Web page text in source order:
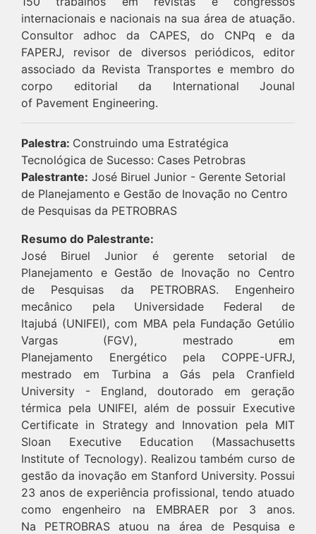
internacionais e nacionais na sua área de atuação.
Consultor adhoc da CAPES, do CNPq e da
FAPERJ, revisor de diversos periódicos, editor
associado da Revista Transportes e membro do
corpo editorial da International Jounal
of Pavement Engineering.
Palestra: Construindo uma Estratégica
Tecnológica de Sucesso: Cases Petrobras
Palestrante: José Biruel Junior - Gerente Setorial
de Planejamento e Gestão de Inovação no Centro
de Pesquisas da PETROBRAS
Resumo do Palestrante:
José Biruel Junior é gerente setorial de
Planejamento e Gestão de Inovação no Centro
de Pesquisas da PETROBRAS. Engenheiro
mecânico pela Universidade Federal de
Itajubá (UNIFEI), com MBA pela Fundação Getúlio
Vargas (FGV), mestrado em
Planejamento Energético pela COPPE-UFRJ,
mestrado em Turbina a Gás pela Cranfield
University - England, doutorado em geração
térmica pela UNIFEI, além de possuir Executive
Certificate in Strategy and Innovation pela MIT
Sloan Executive Education (Massachusetts
Institute of Tecnology). Realizou também curso de
gestão da inovação em Stanford University. Possui
23 anos de experiência profissional, tendo atuado
como engenheiro na EMBRAER por 3 anos.
Na PETROBRAS atuou na área de Pesquisa e